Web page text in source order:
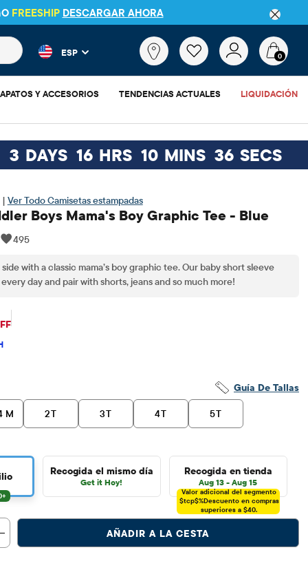
FREESHIP DESCARGAR AHORA
populares y los resultados de productos a medida que
ESP 0
Y ACCESORIOS TENDENCIAS ACTUALES LIQUIDACIÓN
3 DAYS 16 HRS 10 MINS 35 SECS
| Ver Todo Camisetas estampadas
Boys Mama's Boy Graphic Tee - Blue
495
with a classic mama’s boy graphic tee. Our baby short sleeve
day and pair with shorts, jeans and so much more!
original: $11.95
Guía De Tallas
M 2T 3T 4T 5T
Recogida el mismo día
Get it Hoy!
Recogida en tienda
Aug 13 - Aug 15
Valor adicional del segmento
$tcp$%Descuento en compras
superiores a $40.
AÑADIR A LA CESTA